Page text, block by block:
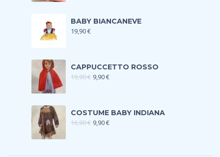
BABY BIANCANEVE
19,90€
CAPPUCCETTO ROSSO
19,90€ 9,90€
COSTUME BABY INDIANA
16,90€ 9,90€